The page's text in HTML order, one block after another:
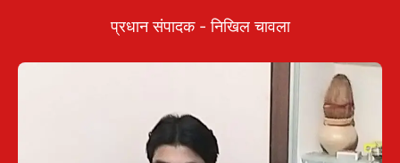
प्रधान संपादक - निखिल चावला